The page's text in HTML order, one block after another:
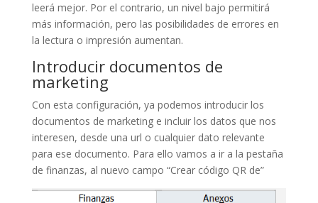
leerá mejor. Por el contrario, un nivel bajo permitirá
más información, pero las posibilidades de errores en
la lectura o impresión aumentan.
Introducir documentos de
marketing
Con esta configuración, ya podemos introducir los
documentos de marketing e incluir los datos que nos
interesen, desde una url o cualquier dato relevante
para ese documento. Para ello vamos a ir a la pestaña
de finanzas, al nuevo campo “Crear código QR de”